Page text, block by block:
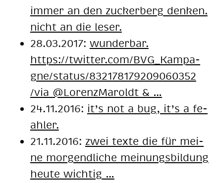
im­mer an den zu­cker­berg den­ken.
nicht an die le­ser.
28.03.2017: wun­der­bar.
https://twit­ter.com/BVG_Kam­pa­
gne/sta­tus/832178179209060352
/via @Lo­renz­Ma­roldt & …
24.11.2016: it’s not a bug, it’s a fe­
ah­ler.
21.11.2016: zwei tex­te die für mei­
ne mor­gend­li­che mei­nungs­bil­dung
heu­te wich­tig …